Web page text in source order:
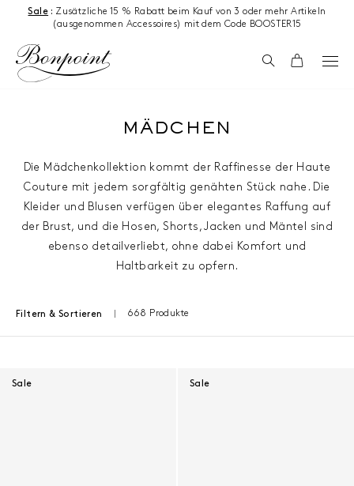
Zum Inhalt springen
Sale : Zusätzliche 15 % Rabatt beim Kauf von 3 oder mehr Artikeln
(ausgenommen Accessoires) mit dem Code BOOSTER15
SuchenWagen
MÄDCHEN
Die Mädchenkollektion kommt der Raffinesse der Haute
Couture mit jedem sorgfältig genähten Stück nahe. Die
Kleider und Blusen verfügen über elegantes Raffung auf
der Brust, und die Hosen, Shorts, Jacken und Mäntel sind
ebenso detailverliebt, ohne dabei Komfort und
Haltbarkeit zu opfern.
Filtern & Sortieren 668 Produkte
Sale Sale